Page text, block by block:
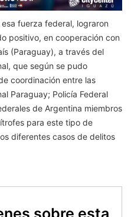
fuerza federal, lograron
positivo, en cooperación con
(Paraguay), a través del
que según se pudo
coordinación entre las
Paraguay; Policía Federal
de Argentina miembros
para este tipo de
diferentes casos de delitos